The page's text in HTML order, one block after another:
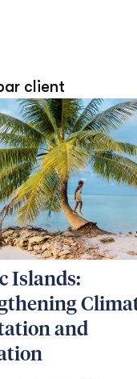
client
Islands:
and